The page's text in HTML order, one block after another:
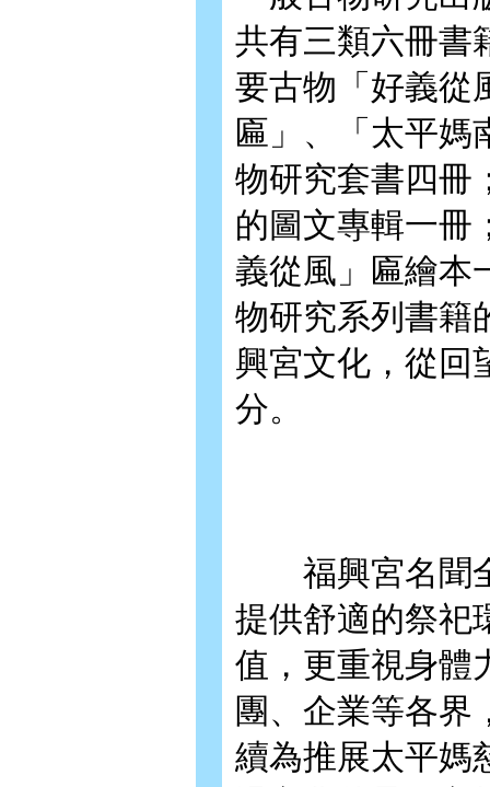
共有三類六冊書
要古物「好義從
匾」、「太平媽
物研究套書四冊
的圖文專輯一冊
義從風」匾繪本
物研究系列書籍
興宮文化，從回
分。
福興宮名聞全
提供舒適的祭祀
值，更重視身體
團、企業等各界
續為推展太平媽